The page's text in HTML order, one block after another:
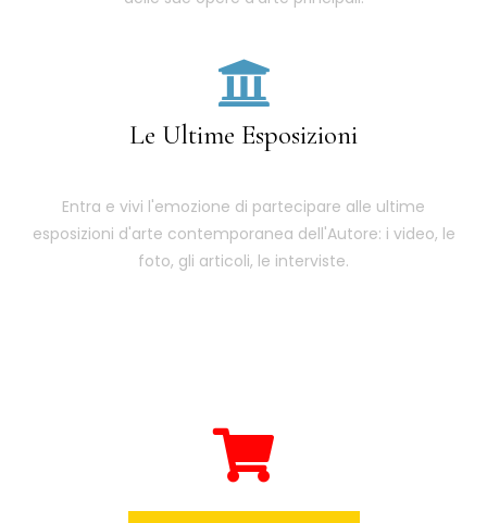
Le Ultime Esposizioni
Entra e vivi l'emozione di partecipare alle ultime
esposizioni d'arte contemporanea dell'Autore: i video, le
foto, gli articoli, le interviste.